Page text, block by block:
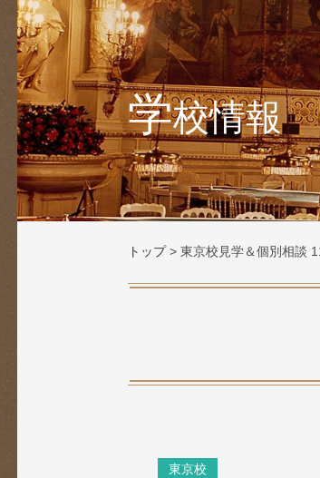
学校情報
トップ>東京校見学＆個別相談
東京校